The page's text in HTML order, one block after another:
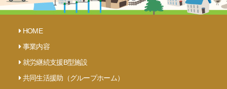
HOME
事業内容
就労継続支援B型施設
共同生活援助（グループホーム）